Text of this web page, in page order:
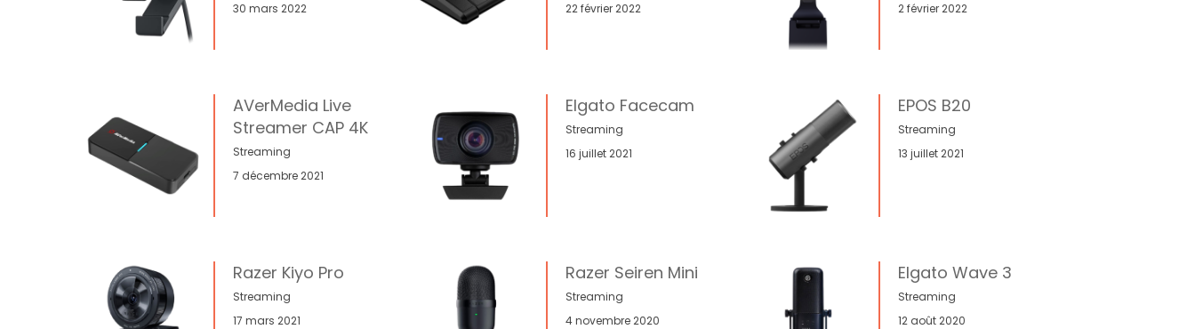
30 mars 2022
22 février 2022
2 février 2022
AVerMedia Live
Streamer CAP 4K
Streaming
7 décembre 2021
Elgato Facecam
Streaming
16 juillet 2021
EPOS B20
Streaming
13 juillet 2021
Razer Kiyo Pro
Streaming
17 mars 2021
Razer Seiren Mini
Streaming
4 novembre 2020
Elgato Wave 3
Streaming
12 août 2020